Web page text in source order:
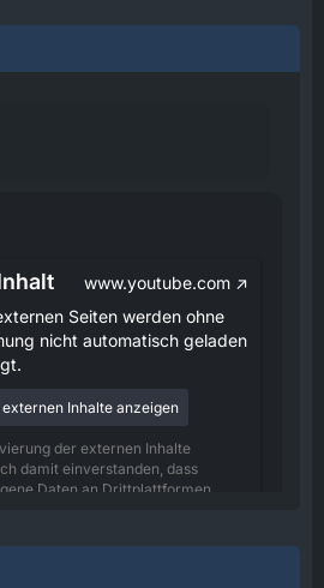
www.youtube.com
Seiten werden ohne
nicht automatisch geladen
externen Inhalte anzeigen
der externen Inhalte
damit einverstanden, dass
Daten an Drittplattformen